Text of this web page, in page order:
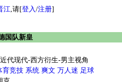
江,请[登入/注册]
国队新皇
代现代-西方衍生-男主视角
育竞技 系统 爽文 万人迷 足球